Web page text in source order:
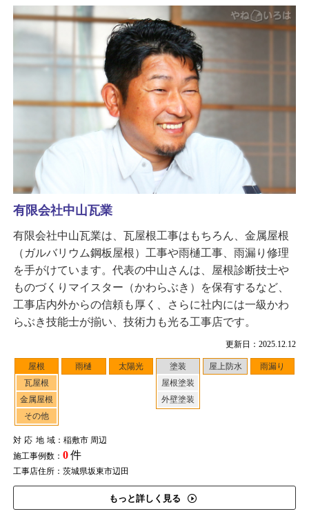
更新日：2025.12.12
屋根
瓦屋根
金属屋根
その他
雨樋 太陽光
塗装
屋根塗装
外壁塗装
屋上防水 雨漏り
対応地域：稲敷市 周辺
施工事例数： 0件
工事店住所：茨城県坂東市辺田
もっと詳しく見る
有限会社中山瓦業
有限会社中山瓦業は、瓦屋根工事はもちろん、金属屋根
（ガルバリウム鋼板屋根）工事や雨樋工事、雨漏り修理
を手がけています。代表の中山さんは、屋根診断技士や
ものづくりマイスター（かわらぶき）を保有するなど、
工事店内外からの信頼も厚く、さらに社内には一級かわ
らぶき技能士が揃い、技術力も光る工事店です。